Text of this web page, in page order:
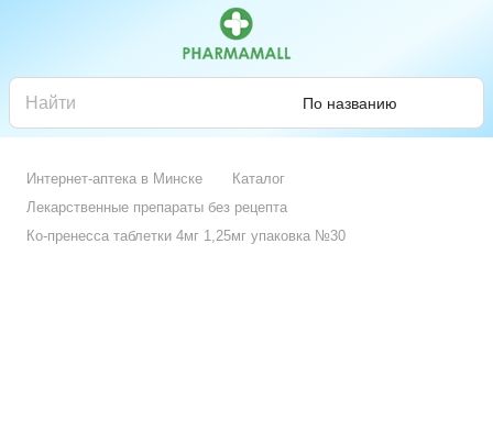
По названию
Интернет-аптека в Минске
Каталог
Лекарственные препараты без рецепта
Ко-пренесса таблетки 4мг 1,25мг упаковка №30